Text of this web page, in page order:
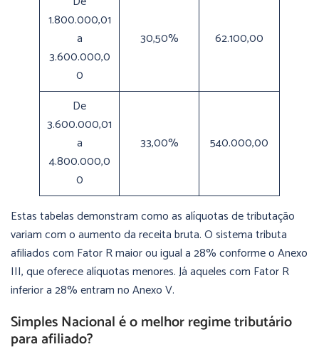
1.800.000,01
a
3.600.000,0
0
30,50% 62.100,00
De
3.600.000,01
a
4.800.000,0
0
33,00% 540.000,00
Estas tabelas demonstram como as alíquotas de tributação
variam com o aumento da receita bruta. O sistema tributa
afiliados com Fator R maior ou igual a 28% conforme o Anexo
III, que oferece alíquotas menores. Já aqueles com Fator R
inferior a 28% entram no Anexo V.
Simples Nacional é o melhor regime tributário
para afiliado?